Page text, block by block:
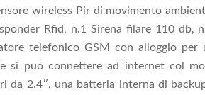
wireless Pir di movimento
Rfid, n.1 Sirena filare 110 db,
telefonico GSM con alloggio per
si può connettere ad internet col
da 2.4″, una batteria interna di